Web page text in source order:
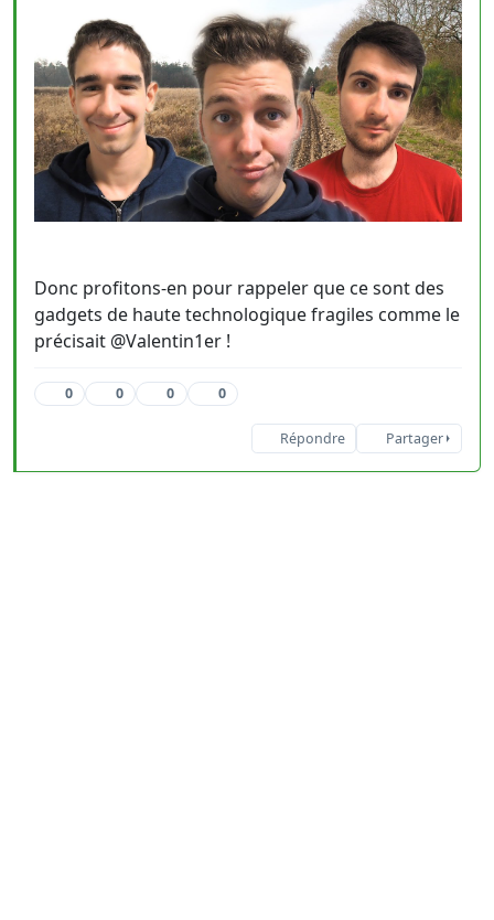
Donc profitons-en pour rappeler que ce sont des
gadgets de haute technologique fragiles comme le
précisait @Valentin1er !
0 0 0 0
Répondre Partager